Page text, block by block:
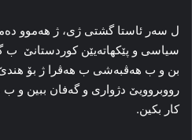
ل سەر ئاستا گشتی ژی، ژ هەموو
سیاسی و پێکهاتەیێن کوردستانێ ب
بن و ب هەڤبەشی ب هەڤرا ژ بۆ
رووبروویێ دژواری و گەفان ببین و
کار بکین.